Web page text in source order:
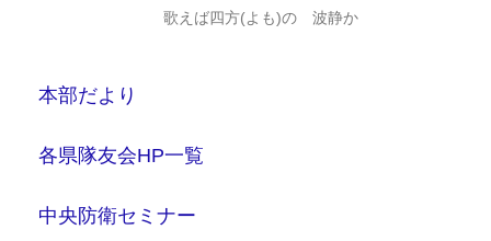
歌えば四方(よも)の 波静か
本部だより
各県隊友会HP一覧
中央防衛セミナー